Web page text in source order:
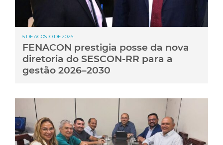
5 DE AGOSTO DE 2026
FENACON prestigia posse da nova
diretoria do SESCON-RR para a
gestão 2026–2030